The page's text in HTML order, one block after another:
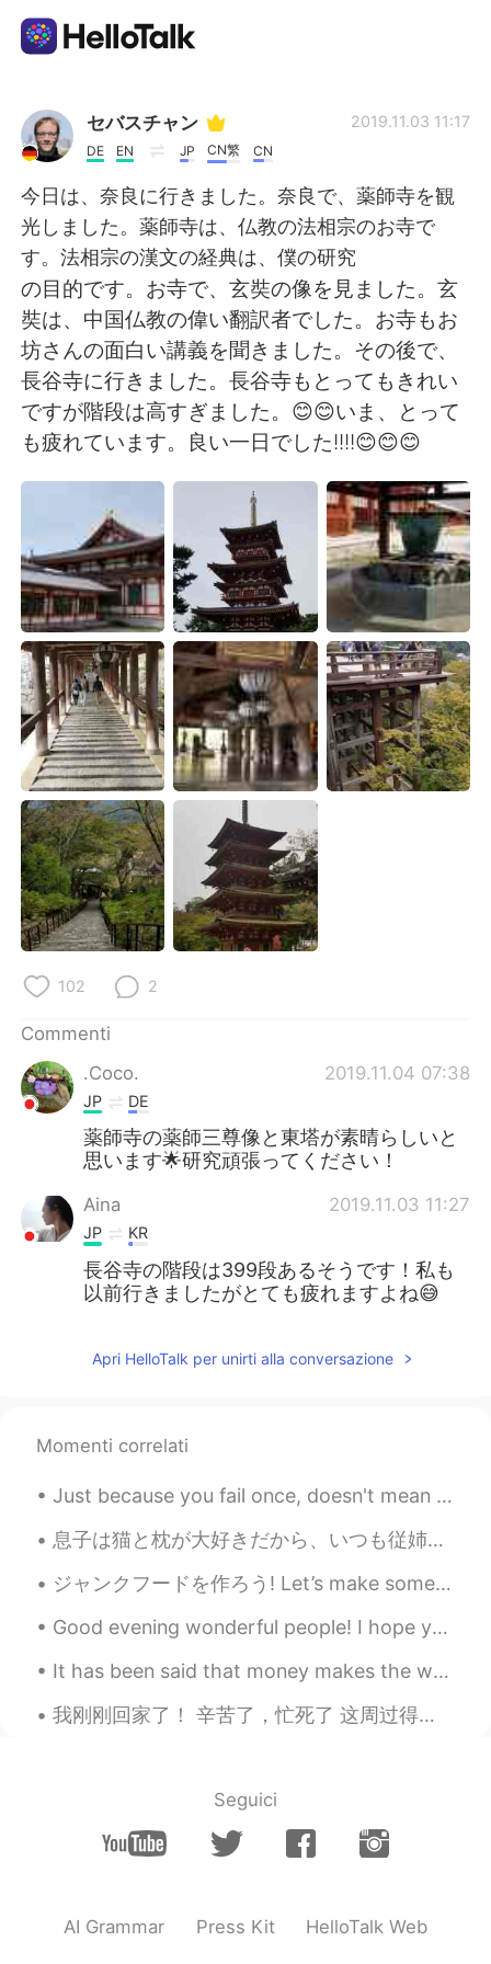
App di scambio linguistico
AI Grammar Checker
Italiano
English 简体中文
繁體中文 Español
العربية Français
日本語
한국어 Русский
ไทย Indonesia
Türkçe Tiếng Việt
Português
セバスチャン
DE EN JP CN繁 CN
2019.11.03 11:17
今日は、奈良に行きました。奈良で、薬師寺を観
光しました。薬師寺は、仏教の法相宗のお寺で
す。法相宗の漢文の経典は、僕の研究
の目的です。お寺で、玄奘の像を見ました。玄
奘は、中国仏教の偉い翻訳者でした。お寺もお
坊さんの面白い講義を聞きました。その後で、
長谷寺に行きました。長谷寺もとってもきれい
ですが階段は高すぎました。😊😊いま、とって
も疲れています。良い一日でした!!!!😊😊😊
102 2
Commenti
.Coco.
2019.11.04 07:38
JP DE
薬師寺の薬師三尊像と東塔が素晴らしいと
思います🌟研究頑張ってください！
Aina 2019.11.03 11:27
JP KR
長谷寺の階段は399段あるそうです！私も
以前行きましたがとても疲れますよね😅
Apri HelloTalk per unirti alla conversazione
Momenti correlati
Just because you fail once, doesn't mean you're gonna fail at everything. Keep trying, hold on, a...
息子は猫と枕が大好きだから、いつも従姉妹を訪ねてる時にこのぬいぐるみを探す My son loves cats and pillows, so every time we visit his c...
ジャンクフードを作ろう! Let’s make some junk food ここには残りジャガイモ🥔が多かったから手作りチップスを作ろうと決めた There were a lot of le...
Good evening wonderful people! I hope you are safe and well. It is English speaking practice tim...
It has been said that money makes the world go around. I am not sure that money truly has that le...
我刚刚回家了！ 辛苦了，忙死了 这周过得很疯狂但是明天我可以去露营 太刺激了 三天露营，三天休息 我等不及啊！ 明天我要去新的地方， 从来没去过这个地方 希望可以看一头驼鹿 也想要拍一...
Seguici
AI Grammar Press Kit HelloTalk Web